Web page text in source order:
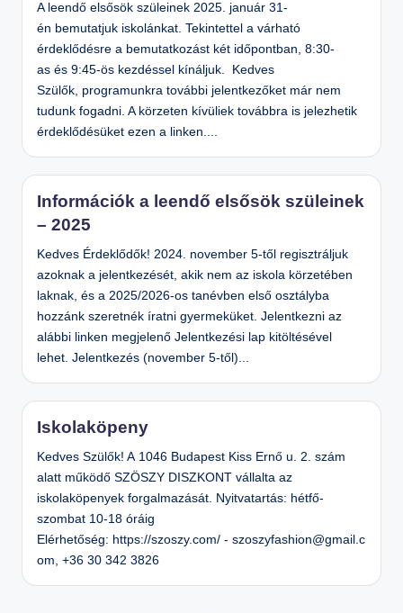
A leendő elsősök szüleinek 2025. január 31-
én bemutatjuk iskolánkat. Tekintettel a várható
érdeklődésre a bemutatkozást két időpontban, 8:30-
as és 9:45-ös kezdéssel kínáljuk. Kedves
Szülők, programunkra további jelentkezőket már nem
tudunk fogadni. A körzeten kívüliek továbbra is jelezhetik
érdeklődésüket ezen a linken....
Információk a leendő elsősök szüleinek
– 2025
Kedves Érdeklődők! 2024. november 5-től regisztráljuk
azoknak a jelentkezését, akik nem az iskola körzetében
laknak, és a 2025/2026-os tanévben első osztályba
hozzánk szeretnék íratni gyermeküket. Jelentkezni az
alábbi linken megjelenő Jelentkezési lap kitöltésével
lehet. Jelentkezés (november 5-től)...
Iskolaköpeny
Kedves Szülők! A 1046 Budapest Kiss Ernő u. 2. szám
alatt működő SZÖSZY DISZKONT vállalta az
iskolaköpenyek forgalmazását. Nyitvatartás: hétfő-
szombat 10-18 óráig
Elérhetőség: https://szoszy.com/ - szoszyfashion@gmail.c
om, +36 30 342 3826